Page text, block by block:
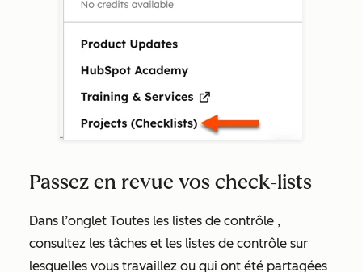
Passez en revue vos check-lists
Dans l’onglet Toutes les listes de contrôle ,
consultez les tâches et les listes de contrôle sur
lesquelles vous travaillez ou qui ont été partagées